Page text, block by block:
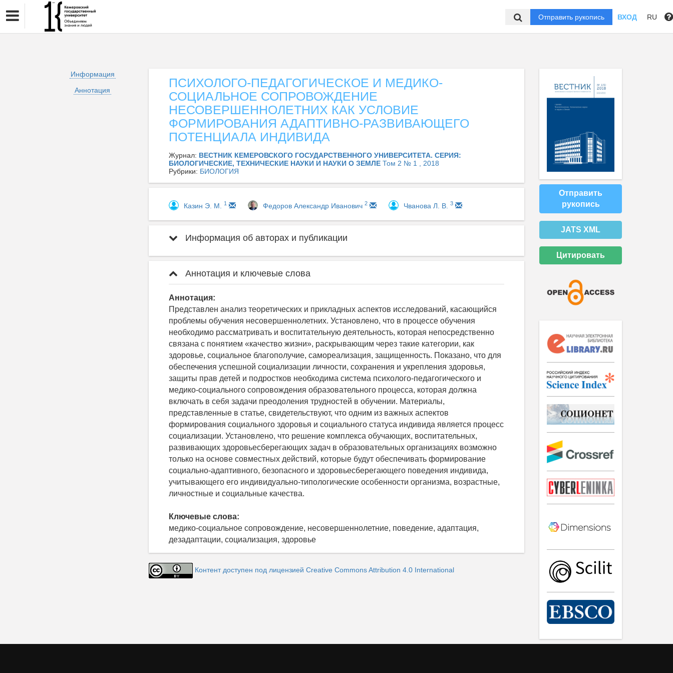
Отправить рукопись ВХОД RU
Информация
Аннотация
ПСИХОЛОГО-ПЕДАГОГИЧЕСКОЕ И МЕДИКО-
СОЦИАЛЬНОЕ СОПРОВОЖДЕНИЕ
НЕСОВЕРШЕННОЛЕТНИХ КАК УСЛОВИЕ
ФОРМИРОВАНИЯ АДАПТИВНО-РАЗВИВАЮЩЕГО
ПОТЕНЦИАЛА ИНДИВИДА
Журнал: ВЕСТНИК КЕМЕРОВСКОГО ГОСУДАРСТВЕННОГО УНИВЕРСИТЕТА. СЕРИЯ:
БИОЛОГИЧЕСКИЕ, ТЕХНИЧЕСКИЕ НАУКИ И НАУКИ О ЗЕМЛЕ Том 2 № 1 , 2018
Рубрики: БИОЛОГИЯ
Казин Э. М. 1 Федоров Александр Иванович 2 Чванова Л. В. 3
Информация об авторах и публикации
Аннотация и ключевые слова
Аннотация:
Представлен анализ теоретических и прикладных аспектов исследований, касающийся
проблемы обучения несовершеннолетних. Установлено, что в процессе обучения
необходимо рассматривать и воспитательную деятельность, которая непосредственно
связана с понятием «качество жизни», раскрывающим через такие категории, как
здоровье, социальное благополучие, самореализация, защищенность. Показано, что для
обеспечения успешной социализации личности, сохранения и укрепления здоровья,
защиты прав детей и подростков необходима система психолого-педагогического и
медико-социального сопровождения образовательного процесса, которая должна
включать в себя задачи преодоления трудностей в обучении. Материалы,
представленные в статье, свидетельствуют, что одним из важных аспектов
формирования социального здоровья и социального статуса индивида является процесс
социализации. Установлено, что решение комплекса обучающих, воспитательных,
развивающих здоровьесберегающих задач в образовательных организациях возможно
только на основе совместных действий, которые будут обеспечивать формирование
социально-адаптивного, безопасного и здоровьесберегающего поведения индивида,
учитывающего его индивидуально-типологические особенности организма, возрастные,
личностные и социальные качества.
Ключевые слова:
медико-социальное сопровождение, несовершеннолетние, поведение, адаптация,
дезадаптации, социализация, здоровье
Контент доступен под лицензией Creative Commons Attribution 4.0 International
Отправить
рукопись
JATS XML
Цитировать